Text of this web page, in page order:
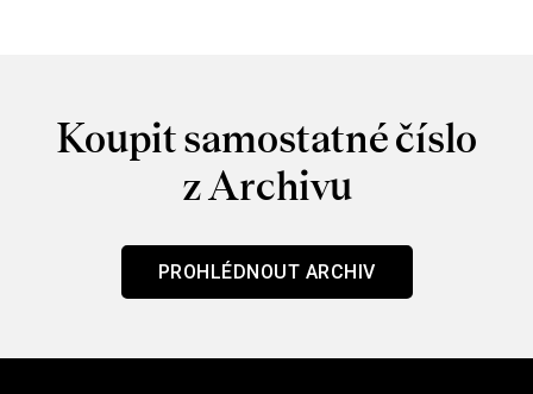
Koupit samostatné číslo
z Archivu
PROHLÉDNOUT ARCHIV